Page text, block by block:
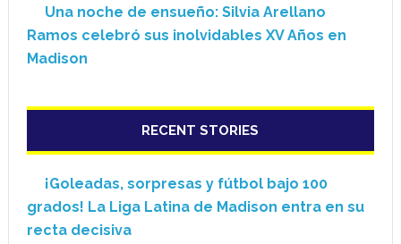
Una noche de ensueño: Silvia Arellano
Ramos celebró sus inolvidables XV Años en
Madison
RECENT STORIES
¡Goleadas, sorpresas y fútbol bajo 100
grados! La Liga Latina de Madison entra en su
recta decisiva